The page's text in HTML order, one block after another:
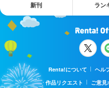
新刊 ラン
Renta!について ヘル
作品リクエスト
ご意見